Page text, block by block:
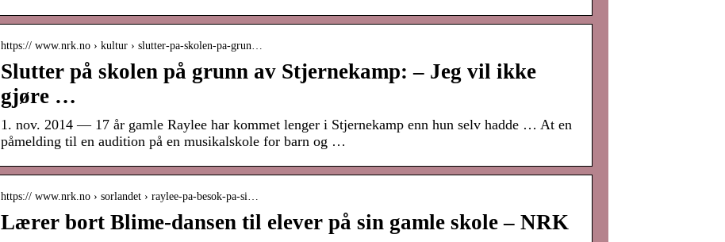
https:// www.nrk.no › kultur › slutter-pa-skolen-pa-grun…
Slutter på skolen på grunn av Stjernekamp: – Jeg vil ikke
gjøre …
1. nov. 2014 — 17 år gamle Raylee har kommet lenger i Stjernekamp enn hun selv hadde … At en
påmelding til en audition på en musikalskole for barn og …
https:// www.nrk.no › sorlandet › raylee-pa-besok-pa-si…
Lærer bort Blime-dansen til elever på sin gamle skole – NRK